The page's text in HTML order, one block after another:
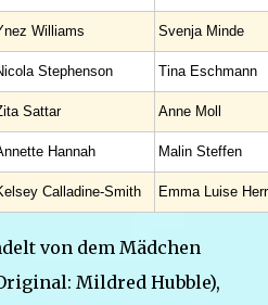
Williams Svenja Minde
Stephenson Tina Eschmann
Sattar Anne Moll
Hannah Malin Steffen
Calladine-Smith Emma Luise
von dem Mädchen
Mildred Hubble),